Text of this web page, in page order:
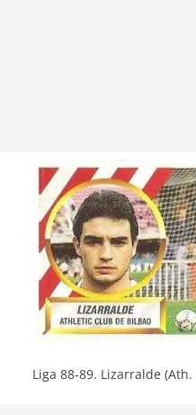
Liga 88-89. Lizarralde